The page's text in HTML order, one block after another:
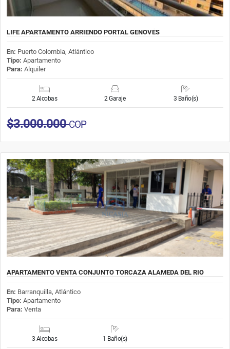
LIFE APARTAMENTO ARRIENDO PORTAL GENOVÉS
En: Puerto Colombia, Atlántico
Tipo: Apartamento
Para: Alquiler
2 Alcobas 2 Garaje 3 Baño(s)
$3.000.000COP
APARTAMENTO VENTA CONJUNTO TORCAZA ALAMEDA DEL RIO
En: Barranquilla, Atlántico
Tipo: Apartamento
Para: Venta
3 Alcobas 1 Baño(s)